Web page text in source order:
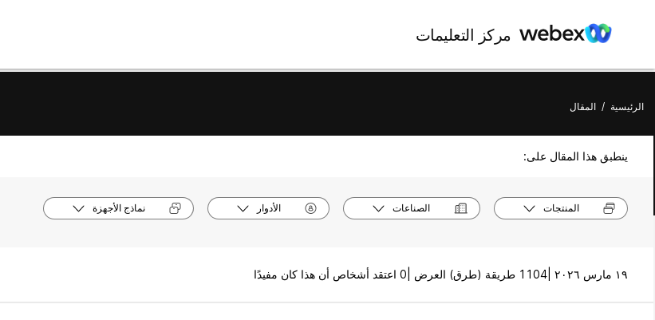
مركز التعليمات
الرئيسية / المقال
ينطبق هذا المقال على:
المنتجات الصناعات الأدوار نماذج الأجهزة
١٩ مارس ٢٠٢٦ | 1104 طريقة (طرق) العرض | 0 اعتقد أشخاص أن هذا كان مفيدًا